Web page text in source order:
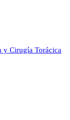
y Cirugía Torácica